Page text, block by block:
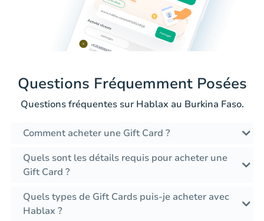
Questions Fréquemment Posées
Questions fréquentes sur Hablax au Burkina Faso.
Comment acheter une Gift Card ?
Quels sont les détails requis pour acheter une
Gift Card ?
Quels types de Gift Cards puis-je acheter avec
Hablax ?